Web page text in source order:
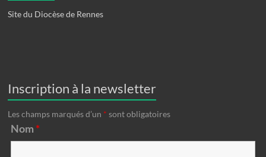
Site du Diocèse de Rennes
Inscription à la newsletter
Les champs marqués d’un * sont obligatoires
Nom *